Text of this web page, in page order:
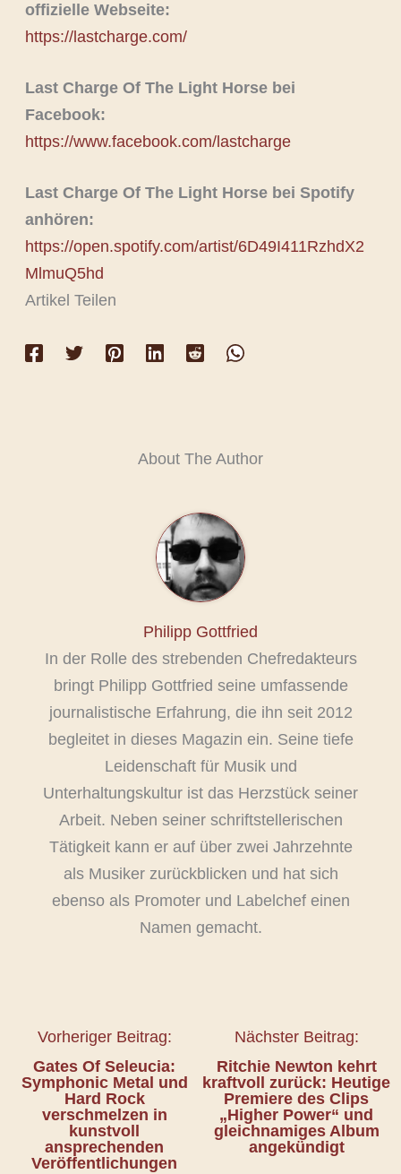
offizielle Webseite:
https://lastcharge.com/
Last Charge Of The Light Horse bei
Facebook:
https://www.facebook.com/lastcharge
Last Charge Of The Light Horse bei Spotify
anhören:
https://open.spotify.com/artist/6D49I411RzhdX2
MlmuQ5hd
Artikel Teilen
About The Author
Philipp Gottfried
In der Rolle des strebenden Chefredakteurs
bringt Philipp Gottfried seine umfassende
journalistische Erfahrung, die ihn seit 2012
begleitet in dieses Magazin ein. Seine tiefe
Leidenschaft für Musik und
Unterhaltungskultur ist das Herzstück seiner
Arbeit. Neben seiner schriftstellerischen
Tätigkeit kann er auf über zwei Jahrzehnte
als Musiker zurückblicken und hat sich
ebenso als Promoter und Labelchef einen
Namen gemacht.
Vorheriger Beitrag:
Gates Of Seleucia:
Symphonic Metal und
Hard Rock
verschmelzen in
kunstvoll
ansprechenden
Veröffentlichungen
Nächster Beitrag:
Ritchie Newton kehrt
kraftvoll zurück: Heutige
Premiere des Clips
„Higher Power“ und
gleichnamiges Album
angekündigt